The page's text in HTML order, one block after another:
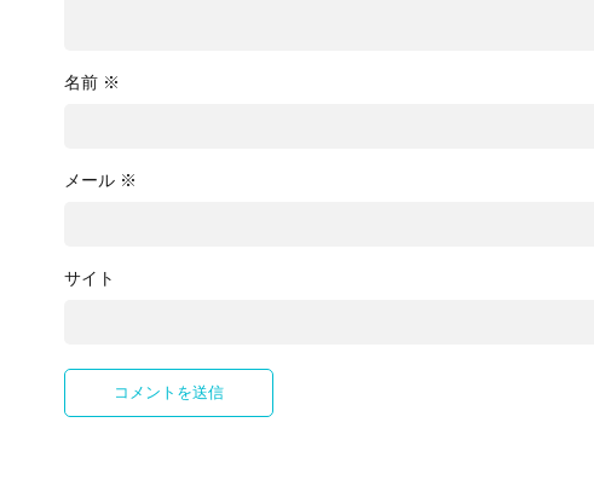
名前 ※
メール ※
サイト